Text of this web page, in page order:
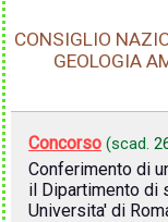
CONSIGLIO
GEOLOGIA
Concorso (scad.
Conferimento di
il Dipartimento di
Universita' di